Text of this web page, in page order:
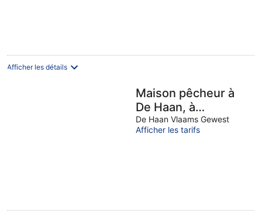
Afficher les détails
Maison pêcheur à
De Haan, à
seulement 600
mètres de la plage,
De Haan Vlaams Gewest
Afficher les tarifs